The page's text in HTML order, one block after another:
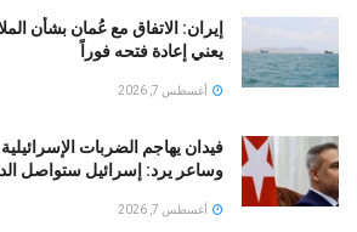
إيران: الاتفاق مع عُمان بشأن
يعني إعادة فتحه فوراً
أغسطس 7, 2026
فيدان يهاجم الضربات
وساعر يرد: إسرائيل ستواصل
أغسطس 7, 2026